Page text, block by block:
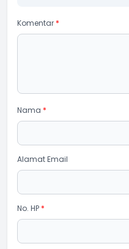
Komentar *
Nama *
Alamat Email
No. HP *